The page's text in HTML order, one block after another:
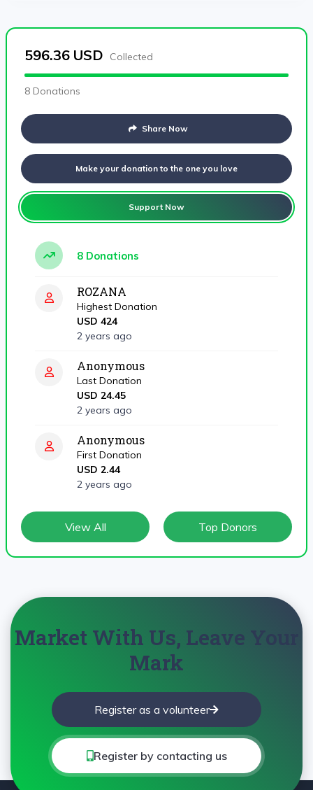
596.36 USD Collected
8 Donations
Share Now
Make your donation to the one you love
Support Now
8 Donations
ROZANA
Highest Donation
USD 424
2 years ago
Anonymous
Last Donation
USD 24.45
2 years ago
Anonymous
First Donation
USD 2.44
2 years ago
View All Top Donors
Market With Us, Leave Your
Mark
Register as a volunteer
Register by contacting us